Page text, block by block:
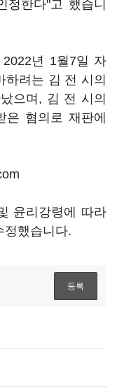
한다"고 했습니
년 1월7일 자
려는 김 전 시의
으며, 김 전 시의
혐의로 재판에
윤리강령에 따라
정했습니다.